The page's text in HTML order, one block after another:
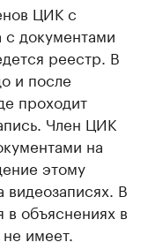
ЦИК с
с документами
реестр. В
и после
проходит
Член ЦИК
на
этому
видеозаписях. В
объяснениях в
имеет.